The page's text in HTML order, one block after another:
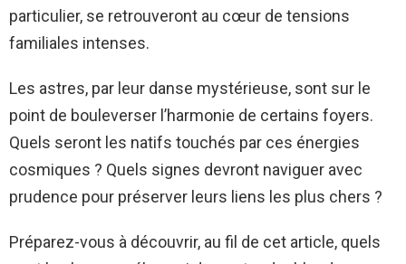
particulier, se retrouveront au cœur de tensions
familiales intenses.
Les astres, par leur danse mystérieuse, sont sur le
point de bouleverser l’harmonie de certains foyers.
Quels seront les natifs touchés par ces énergies
cosmiques ? Quels signes devront naviguer avec
prudence pour préserver leurs liens les plus chers ?
Préparez-vous à découvrir, au fil de cet article, quels